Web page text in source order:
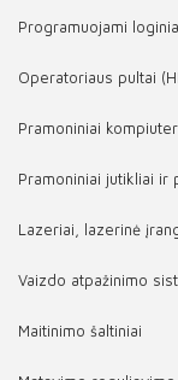
Programuojami
Operatoriaus pultai
Pramoniniai
Pramoniniai jutikliai ir
Lazeriai, lazerinė
Vaizdo atpažinimo
Maitinimo šaltiniai